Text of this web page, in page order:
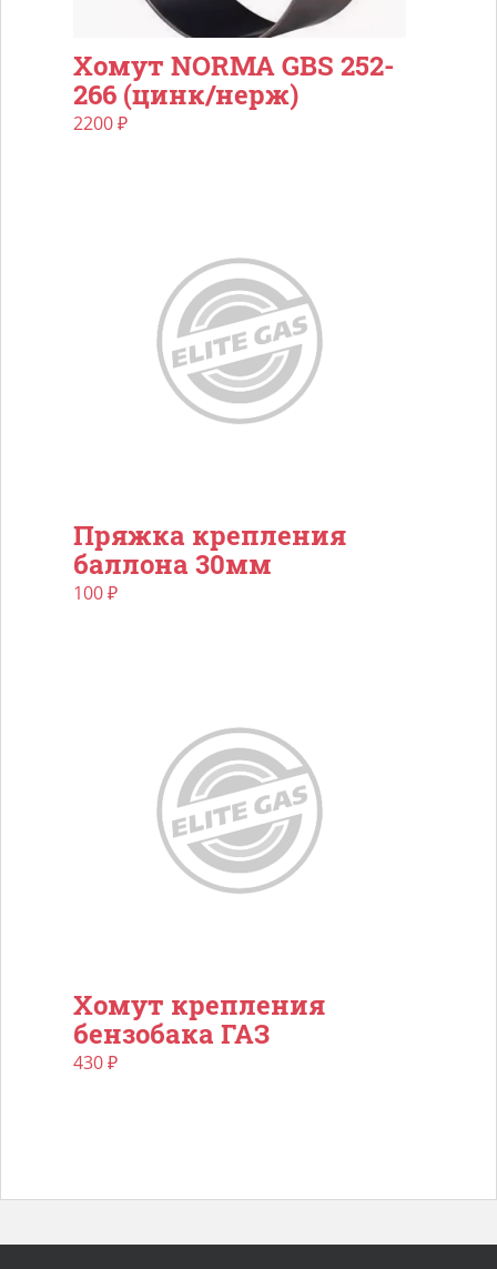
Хомут NORMA GBS 252-
266 (цинк/нерж)
2200₽
Пряжка крепления
баллона 30мм
100₽
Хомут крепления
бензобака ГАЗ
430₽